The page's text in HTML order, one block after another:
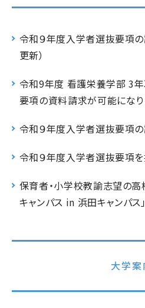
令和９年度入学者選抜要項
更新）
令和9年度 看護栄養学部 3
要項の資料請求が可能にな
令和９年度入学者選抜要項
令和９年度入学者選抜要項を
保育者・小学校教諭志望の高
キャンパス in 浜田キャンパス
大学案